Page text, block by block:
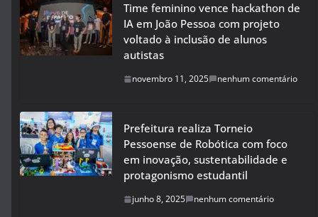
Time feminino vence hackathon de
IA em João Pessoa com projeto
voltado à inclusão de alunos
autistas
novembro 11, 2025 nenhum comentário
Prefeitura realiza Torneio
Pessoense de Robótica com foco
em inovação, sustentabilidade e
protagonismo estudantil
junho 8, 2025 nenhum comentário